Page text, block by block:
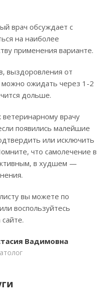
врач обсуждает с
на наиболее
применения варианте.
выздоровления от
можно ожидать через 1-2
дольше.
врачу
появились малейшие
или исключить
что самолечение в
в худшем —
вы можете по
воспользуйтесь
Вадимовна